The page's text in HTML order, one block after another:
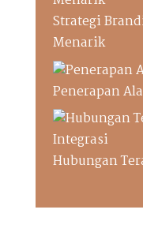
Strategi
Menarik
Penerapan
Hubungan